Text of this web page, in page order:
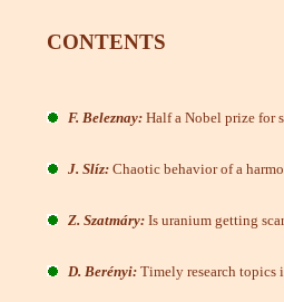
CONTENTS
F. Beleznay: Half a Nobel prize for
J. Slíz: Chaotic behavior of a
Z. Szatmáry: Is uranium getting
D. Berényi: Timely research topics